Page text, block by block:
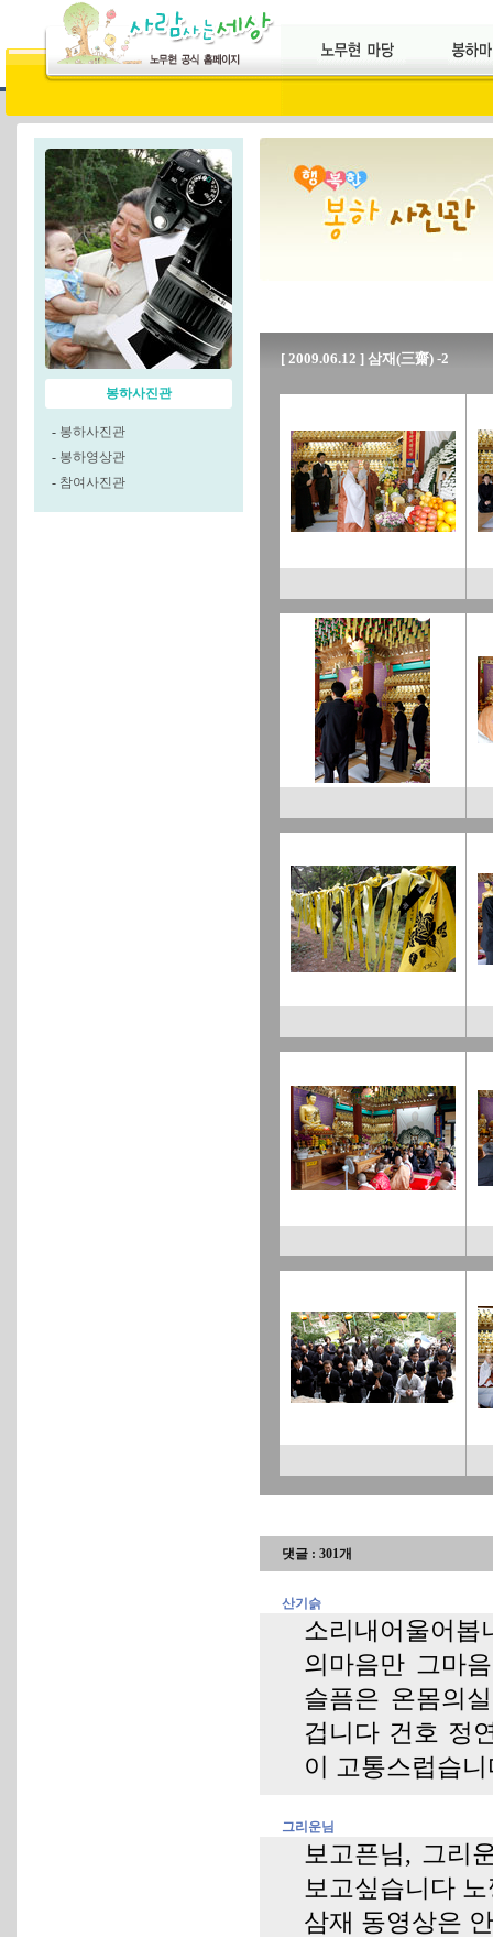
봉하사진관
- 봉하사진관
- 봉하영상관
- 참여사진관
[ 2009.06.12 ] 삼재(三齋) -2
댓글 : 301개
산기슭
소리내어울어
의마음만 그마
슬픔은 온몸의
겁니다 건호 정
이 고통스럽습
그리운님
보고픈님, 그리
보고싶습니다 노
삼재 동영상은